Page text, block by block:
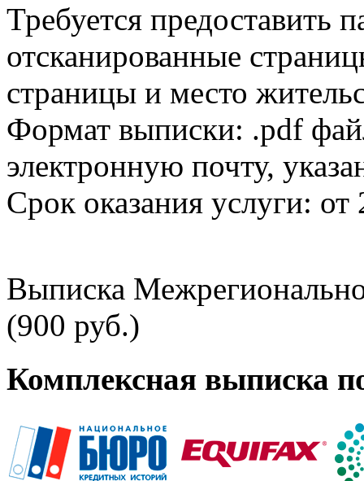
Требуется предоставить
отсканированные
страницы и место
Формат выписки: .pdf
электронную почту,
Срок оказания услуги: от
Выписка
(900 руб.)
Комплексная выписка